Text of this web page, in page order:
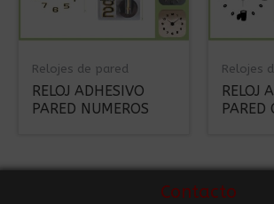
Relojes de pared
RELOJ ADHESIVO
PARED NUMEROS
Relojes
RELOJ
PARED
Contacto